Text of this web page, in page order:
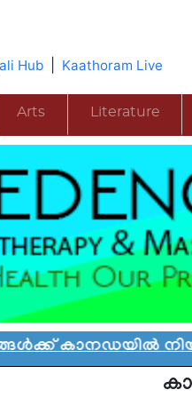
Hub Kaathoram Live
Arts Literature
നിയന്ത്രണം: